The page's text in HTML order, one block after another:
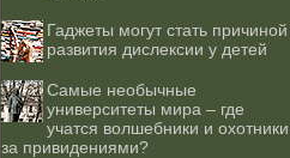
Гаджеты могут стать причиной
развития дислексии у детей
Самые необычные
университеты мира – где
учатся волшебники и охотники
за привидениями?